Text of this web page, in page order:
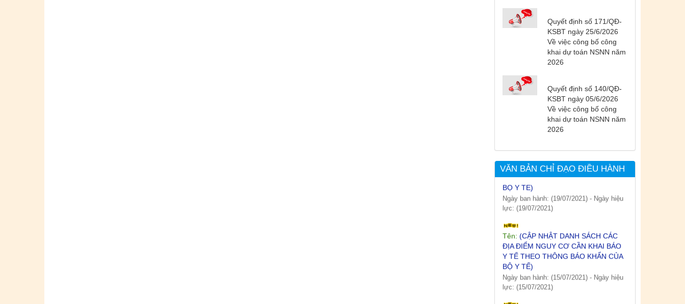
Quyết định số 171/QĐ-
KSBT ngày 25/6/2026
Về việc công bố công
khai dự toán NSNN năm
2026
Quyết định số 140/QĐ-
KSBT ngày 05/6/2026
Về việc công bố công
khai dự toán NSNN năm
2026
VĂN BẢN CHỈ ĐẠO ĐIỀU HÀNH
(DANH SÁCH CÁC ĐỊA
LY XÃ HỘI VÀ GIÃN CÁCH XÃ HỘI
TÍNH ĐẾN 17H NGÀY 25/7/2021)
Ngày ban hành: (26/07/2021)
Ngày hiệu
ĐỊA ĐIỂM NGUY CƠ CẦN KHAI BÁO
Y TẾ THEO THÔNG BÁO KHẨN CỦA
BỘ Y TẾ)
Ngày ban hành: (19/07/2021)
lực: (19/07/2021)
ĐỊA ĐIỂM NGUY CƠ CẦN KHAI BÁO
Y TẾ THEO THÔNG BÁO KHẨN CỦA
BỘ Y TẾ)
Ngày ban hành: (15/07/2021)
lực: (15/07/2021)